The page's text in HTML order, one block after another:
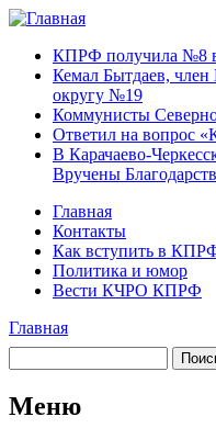
Перейти к основному
Черкесское
республиканское
отделение
Коммунистической
партии Российской
Федерации
аргументы,
факты
КПРФ получила №8 в
Кемал Бытдаев,
округу №19
Коммунисты
Ответил на вопрос
В Карачаево-
Вручены
Главное меню
Главная
Контакты
Как вступить в
Политика и юмор
Вести КЧРО КПРФ
Вы здесь
Главная
Меню